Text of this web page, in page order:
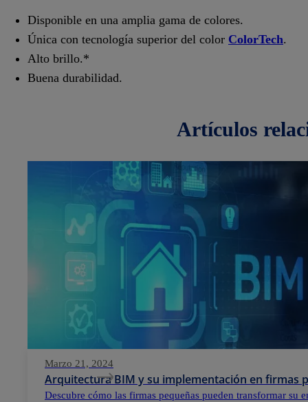
Disponible en una amplia gama de colores.
Única con tecnología superior del color ColorTech.
Alto brillo.*
Buena durabilidad.
artículos
Marzo 21, 2024
Arquitectura BIM y su implementación en firmas
Descubre cómo las firmas pequeñas pueden transformar su